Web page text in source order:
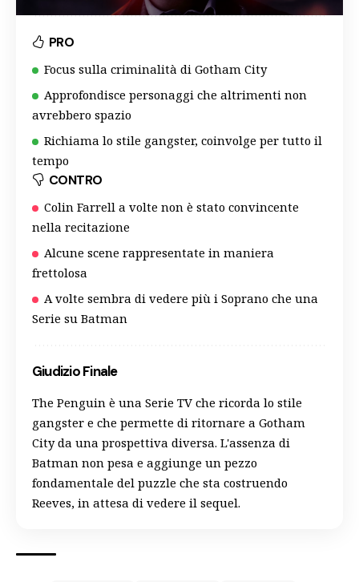
PRO
Focus sulla criminalità di Gotham City
Approfondisce personaggi che altrimenti non
avrebbero spazio
Richiama lo stile gangster, coinvolge per tutto il
tempo
CONTRO
Colin Farrell a volte non è stato convincente
nella recitazione
Alcune scene rappresentate in maniera
frettolosa
A volte sembra di vedere più i Soprano che una
Serie su Batman
Giudizio Finale
The Penguin è una Serie TV che ricorda lo stile
gangster e che permette di ritornare a Gotham
City da una prospettiva diversa. L'assenza di
Batman non pesa e aggiunge un pezzo
fondamentale del puzzle che sta costruendo
Reeves, in attesa di vedere il sequel.